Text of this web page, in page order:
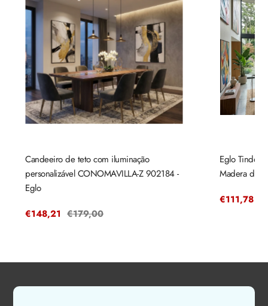
Candeeiro de teto com iluminação
personalizável CONOMAVILLA-Z 902184 -
Eglo
Precio
€148,21 Precio
€179,00
Eglo Tindori
Madera
Precio
€111,78